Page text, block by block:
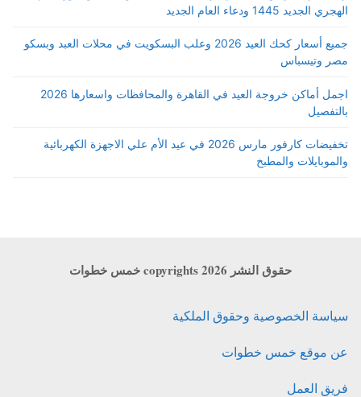
الهجري الجديد 1445 ودعاء العام الجديد
جميع أسعار كحك العيد 2026 وعلب البسكويت في محلات العبد وبسكو
مصر وتيسباس
اجمل أماكن خروجة العيد في القاهرة والمحافظات واسعارها 2026
بالتفصيل
تخفيضات كارفور مارس 2026 في عيد الأم علي الاجهزة الكهربائية
والموبايلات والمطبخ
حقوق النشر copyrights 2026 خمس خطوات
سياسة الخصوصية وحقوق الملكية
عن موقع خمس خطوات
فريق العمل